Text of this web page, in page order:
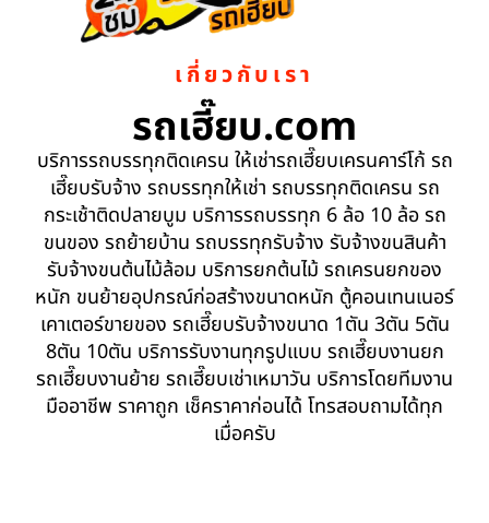
เกี่ยวกับเรา
รถเฮี๊ยบ.com
บริการรถบรรทุกติดเครน ให้เช่ารถเฮี๊ยบเครนคาร์โก้ รถ
เฮี๊ยบรับจ้าง รถบรรทุกให้เช่า รถบรรทุกติดเครน รถ
กระเช้าติดปลายบูม บริการรถบรรทุก 6 ล้อ 10 ล้อ รถ
ขนของ รถย้ายบ้าน รถบรรทุกรับจ้าง รับจ้างขนสินค้า
รับจ้างขนต้นไม้ล้อม บริการยกต้นไม้ รถเครนยกของ
หนัก ขนย้ายอุปกรณ์ก่อสร้างขนาดหนัก ตู้คอนเทนเนอร์
เคาเตอร์ขายของ รถเฮี๊ยบรับจ้างขนาด 1ตัน 3ตัน 5ตัน
8ตัน 10ตัน บริการรับงานทุกรูปแบบ รถเฮี๊ยบงานยก
รถเฮี๊ยบงานย้าย รถเฮี๊ยบเช่าเหมาวัน บริการโดยทีมงาน
มืออาชีพ ราคาถูก เช็คราคาก่อนได้ โทรสอบถามได้ทุก
เมื่อครับ